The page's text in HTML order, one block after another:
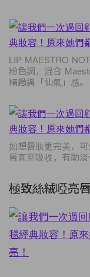
LIP MAESTRO
粉色調，混合
精緻與「仙氣」感。
如想唇妝更完美，
唇直至吸收， 有助
極致絲絨啞亮